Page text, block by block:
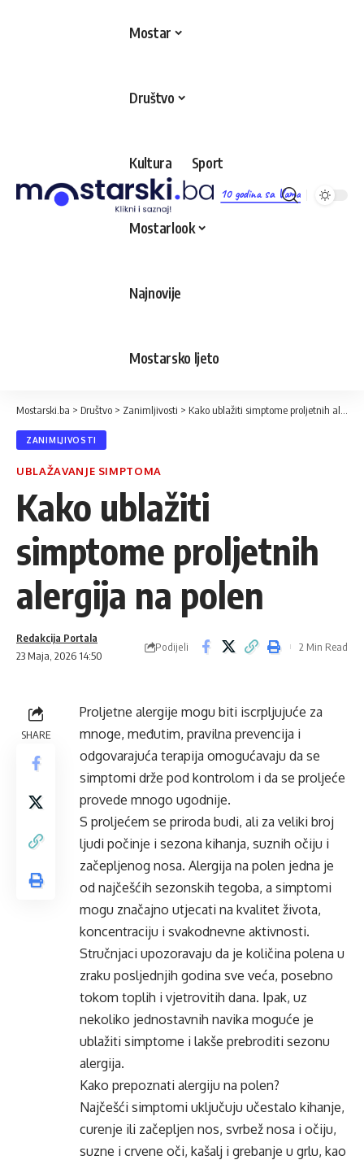
10 godina sa Vama
Mostar
Društvo
Kultura Sport
Mostarlook
Najnovije
Mostarsko ljeto
Mostarski.ba > Društvo > Zanimljivosti > Kako ublažiti simptome proljetnih alergija na polen
ZANIMLJIVOSTI
UBLAŽAVANJE SIMPTOMA
Kako ublažiti
simptome proljetnih
alergija na polen
23 Maja, 2026 14:50
Redakcija Portala
Podijeli 2 Min Read
SHARE
Proljetne alergije mogu biti iscrpljujuće za
mnoge, međutim, pravilna prevencija i
odgovarajuća terapija omogućavaju da se
simptomi drže pod kontrolom i da se proljeće
provede mnogo ugodnije.
S proljećem se priroda budi, ali za veliki broj
ljudi počinje i sezona kihanja, suznih očiju i
začepljenog nosa. Alergija na polen jedna je
od najčešćih sezonskih tegoba, a simptomi
mogu značajno utjecati na kvalitet života,
koncentraciju i svakodnevne aktivnosti.
Stručnjaci upozoravaju da je količina polena u
zraku posljednjih godina sve veća, posebno
tokom toplih i vjetrovitih dana. Ipak, uz
nekoliko jednostavnih navika moguće je
ublažiti simptome i lakše prebroditi sezonu
alergija.
Kako prepoznati alergiju na polen?
Najčešći simptomi uključuju učestalo kihanje,
curenje ili začepljen nos, svrbež nosa i očiju,
suzne i crvene oči, kašalj i grebanje u grlu, kao